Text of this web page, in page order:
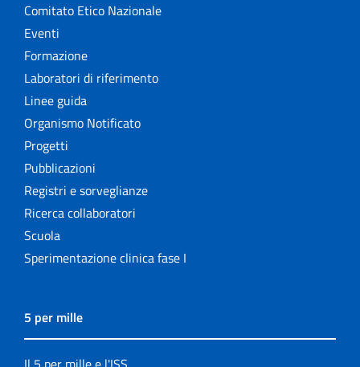
Comitato Etico Nazionale
Eventi
Formazione
Laboratori di riferimento
Linee guida
Organismo Notificato
Progetti
Pubblicazioni
Registri e sorveglianze
Ricerca collaboratori
Scuola
Sperimentazione clinica fase I
5 per mille